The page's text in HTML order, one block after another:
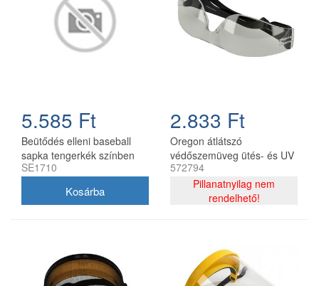
5.585 Ft
Beütődés elleni baseball
sapka tengerkék színben
SE1710
2.833 Ft
Oregon átlátszó
védőszemüveg ütés- és UV
védelemmel
572794
Pillanatnyilag nem
rendelhető!